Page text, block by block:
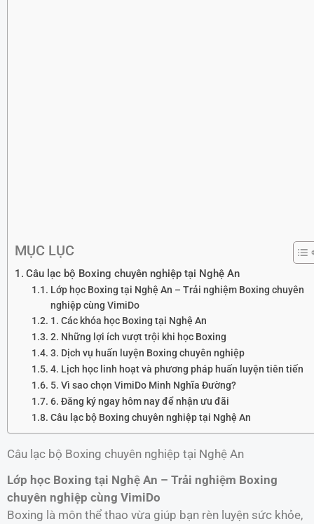
MỤC LỤC
Câu lạc bộ Boxing chuyên nghiệp tại Nghệ An
Lớp học Boxing tại Nghệ An – Trải nghiệm Boxing chuyên
nghiệp cùng VimiDo
1. Các khóa học Boxing tại Nghệ An
2. Những lợi ích vượt trội khi học Boxing
3. Dịch vụ huấn luyện Boxing chuyên nghiệp
4. Lịch học linh hoạt và phương pháp huấn luyện tiên tiến
5. Vì sao chọn VimiDo Minh Nghĩa Đường?
6. Đăng ký ngay hôm nay để nhận ưu đãi
Câu lạc bộ Boxing chuyên nghiệp tại Nghệ An
Câu lạc bộ Boxing chuyên nghiệp tại Nghệ An
Lớp học Boxing tại Nghệ An – Trải nghiệm Boxing
chuyên nghiệp cùng VimiDo
Boxing là môn thể thao vừa giúp bạn rèn luyện sức khỏe,